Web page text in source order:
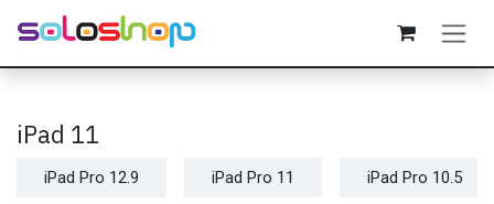
Passa al contenuto
iPad 11
iPad Pro 12.9 iPad Pro 11 iPad Pro 10.5